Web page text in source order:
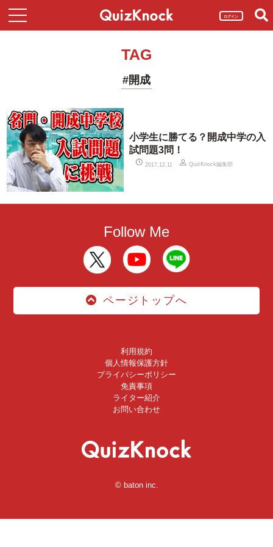
ログイン
TAG
#開成
小学生に勝てる？開成中学の入
試問題3問！
2017.12.11 QuizKnock編集部
Follow Me
ページトップへ
利用規約
個人情報保護方針
プライバシーポリシー
免責事項
ライター紹介
お問い合わせ
© baton inc.